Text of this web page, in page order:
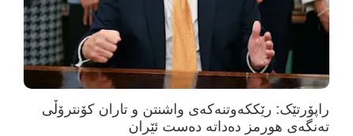
راپۆرتێک: رێککەوتنەکەی واشنتن و تاران کۆنترۆڵی
تەنگەی هورمز دەداتە دەست ئێران